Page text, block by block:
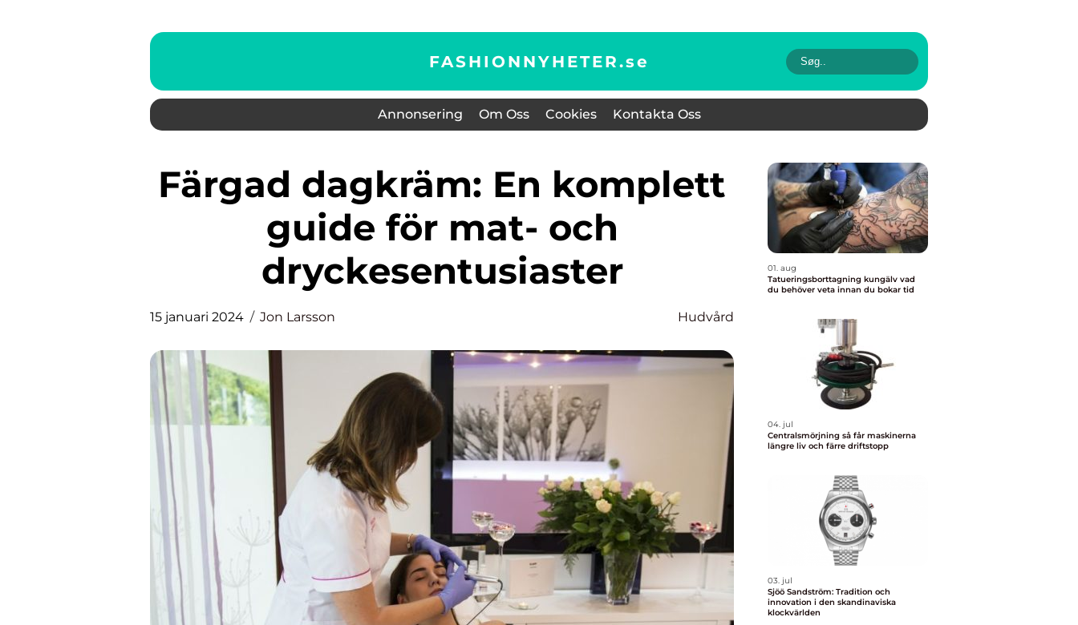
FASHIONNYHETER.se
Annonsering Om Oss Cookies Kontakta Oss
Färgad dagkräm: En komplett
guide för mat- och
dryckesentusiaster
15 januari 2024 Jon Larsson Hudvård
01. aug
Tatueringsborttagning kungälv vad
du behöver veta innan du bokar tid
04. jul
Centralsmörjning så får maskinerna
längre liv och färre driftstopp
03. jul
Sjöö Sandström: Tradition och
innovation i den skandinaviska
klockvärlden